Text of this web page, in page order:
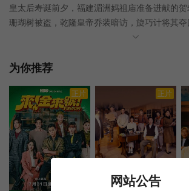
第10集 第11集
第19集 第20集
第21集 第22集
第24集 第25集
皇太后寿诞前夕，福建湄洲妈祖庙准备进献的
珊瑚树被盗，乾隆皇帝乔装暗访，旋巧计将其
后复将宝物赐还湄洲。乾隆预感珊瑚树背后隐藏
出一个个感人、幽默的爱情故事和一出出 扣人
出了一曲未了缘。 全剧亦庄亦谐，情节引人，
为你推荐
正片 正片
网站公告